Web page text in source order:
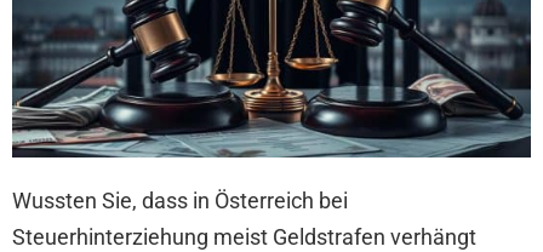
Wussten Sie, dass in Österreich bei
Steuerhinterziehung meist Geldstrafen verhängt